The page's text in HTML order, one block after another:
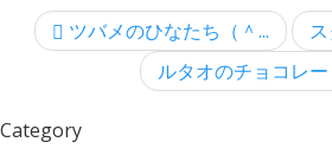
ツバメのひなたち（＾...
ルタオのチョコレー
Category